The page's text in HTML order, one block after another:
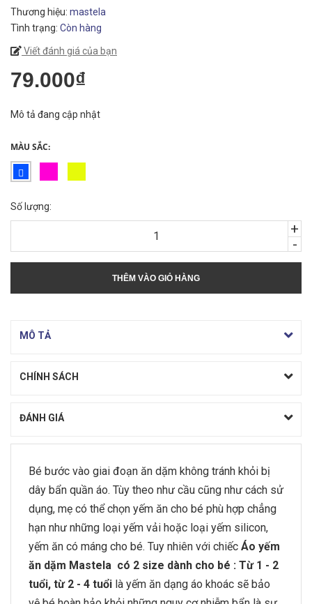
Thương hiệu: mastela
Tình trạng: Còn hàng
Viết đánh giá của bạn
79.000₫
Mô tả đang cập nhật
MÀU SẮC:
Số lượng:
-
+
THÊM VÀO GIỎ HÀNG
MÔ TẢ
CHÍNH SÁCH
ĐÁNH GIÁ
Bé bước vào giai đoạn ăn dặm không tránh khỏi bị
dây bẩn quần áo. Tùy theo như cầu cũng như cách sử
dụng, mẹ có thể chọn yếm ăn cho bé phù hợp chẳng
hạn như những loại yếm vải hoặc loại yếm silicon,
yếm ăn có máng cho bé. Tuy nhiên với chiếc Áo yếm
ăn dặm Mastela có 2 size dành cho bé : Từ 1 - 2
tuổi, từ 2 - 4 tuổi là yếm ăn dạng áo khoác sẽ bảo